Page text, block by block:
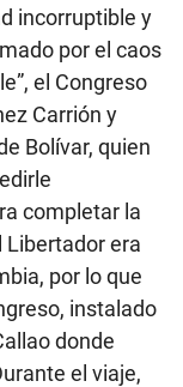
incorruptible y
por el caos
el Congreso
Carrión y
Bolívar, quien
completar la
Libertador era
por lo que
instalado
donde
el viaje,